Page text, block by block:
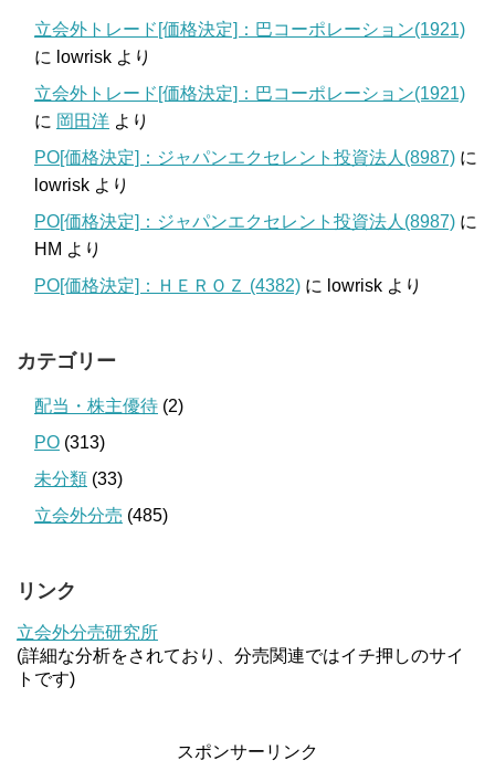
立会外トレード[価格決定]：巴コーポレーション(1921)
に lowrisk より
立会外トレード[価格決定]：巴コーポレーション(1921)
に 岡田洋 より
PO[価格決定]：ジャパンエクセレント投資法人(8987) に
lowrisk より
PO[価格決定]：ジャパンエクセレント投資法人(8987) に
HM より
PO[価格決定]：ＨＥＲＯＺ (4382) に lowrisk より
カテゴリー
配当・株主優待 (2)
PO (313)
未分類 (33)
立会外分売 (485)
リンク
立会外分売研究所
(詳細な分析をされており、分売関連ではイチ押しのサイ
トです)
スポンサーリンク